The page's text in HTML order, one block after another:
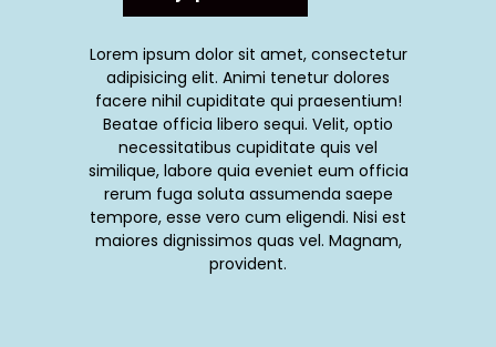
Lorem ipsum dolor sit amet, consectetur
adipisicing elit. Animi tenetur dolores
facere nihil cupiditate qui praesentium!
Beatae officia libero sequi. Velit, optio
necessitatibus cupiditate quis vel
similique, labore quia eveniet eum officia
rerum fuga soluta assumenda saepe
tempore, esse vero cum eligendi. Nisi est
maiores dignissimos quas vel. Magnam,
provident.